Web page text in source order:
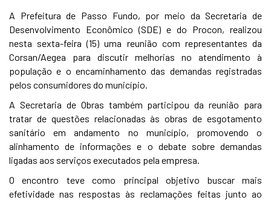
A Prefeitura de Passo Fundo, por meio da Secretaria de
Desenvolvimento Econômico (SDE) e do Procon, realizou
nesta sexta-feira (15) uma reunião com representantes da
Corsan/Aegea para discutir melhorias no atendimento à
população e o encaminhamento das demandas registradas
pelos consumidores do município.
A Secretaria de Obras também participou da reunião para
tratar de questões relacionadas às obras de esgotamento
sanitário em andamento no município, promovendo o
alinhamento de informações e o debate sobre demandas
ligadas aos serviços executados pela empresa.
O encontro teve como principal objetivo buscar mais
efetividade nas respostas às reclamações feitas junto ao